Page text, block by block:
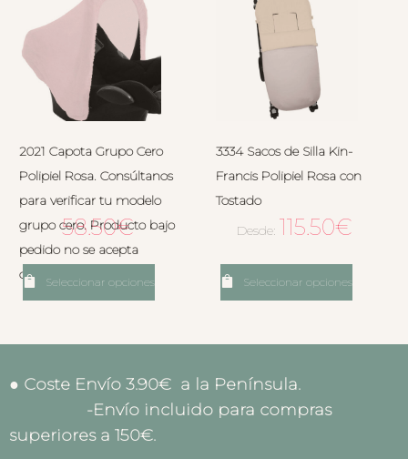
2021 Capota Grupo Cero
Polipiel Rosa. Consúltanos
para verificar tu modelo
grupo cero. Producto bajo
pedido no se acepta
devolución.
58.50€
Seleccionar opciones
3334 Sacos de Silla Kin-
Francis Polipiel Rosa con
Tostado
Desde: 115.50€
Seleccionar opciones
● Coste Envío 3.90€ a la Península.
-Envío incluido para compras
superiores a 150€.